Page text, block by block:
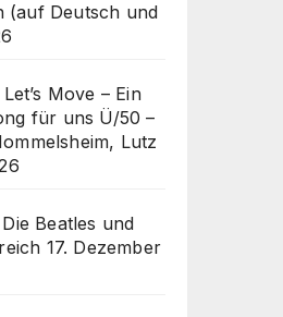
(auf Deutsch und
Move – Ein
für uns Ü/50 –
Lutz
Beatles und
17. Dezember